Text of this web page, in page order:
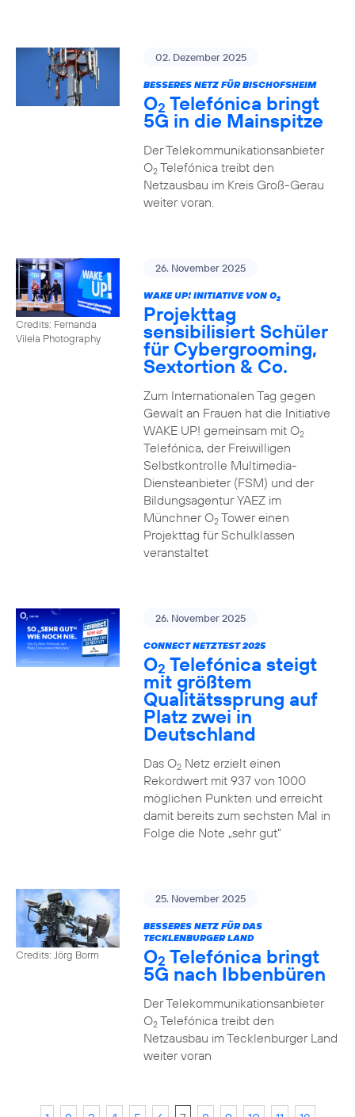
02. Dezember 2025
BESSERES NETZ FÜR BISCHOFSHEIM
O2 Telefónica bringt
5G in die Mainspitze
Der Telekommunikationsanbieter
O2Telefónica treibt den
Netzausbau im Kreis Groß-Gerau
weiter voran.
Credits: Fernanda
Vilela Photography
26. November 2025
WAKE UP! INITIATIVE VON O2
Projekttag
sensibilisiert Schüler
für Cybergrooming,
Sextortion & Co.
Zum Internationalen Tag gegen
Gewalt an Frauen hat die Initiative
WAKE UP! gemeinsam mit O2
Telefónica, der Freiwilligen
Selbstkontrolle Multimedia-
Diensteanbieter (FSM) und der
Bildungsagentur YAEZ im
Münchner O2Tower einen
Projekttag für Schulklassen
veranstaltet
26. November 2025
CONNECT NETZTEST 2025
O2 Telefónica steigt
mit größtem
Qualitätssprung auf
Platz zwei in
Deutschland
Das O2Netz erzielt einen
Rekordwert mit 937 von 1000
möglichen Punkten und erreicht
damit bereits zum sechsten Mal in
Folge die Note „sehr gut“
Credits: Jörg Borm
25. November 2025
BESSERES NETZ FÜR DAS
TECKLENBURGER LAND
O2 Telefónica bringt
5G nach Ibbenbüren
Der Telekommunikationsanbieter
O2Telefónica treibt den
Netzausbau im Tecklenburger Land
weiter voran